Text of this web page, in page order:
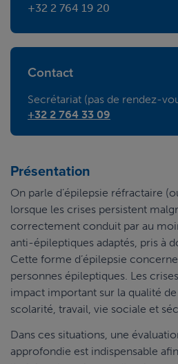
+32 2 764 19 20
Contact
Secrétariat (pas de rendez-
+32 2 764 33 09
Présentation
On parle d’épilepsie réfractaire
lorsque les crises persistent
correctement conduit par au
anti-épileptiques adaptés, pris à
Cette forme d’épilepsie
personnes épileptiques. Les
impact important sur la qualité
scolarité, travail, vie sociale et
Dans ces situations, une
approfondie est indispensable